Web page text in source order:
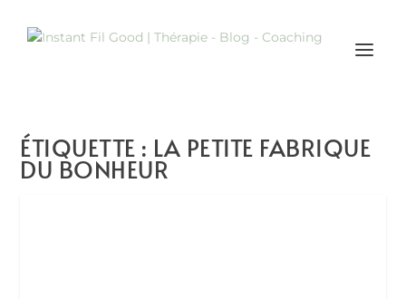
ÉTIQUETTE : LA PETITE FABRIQUE
DU BONHEUR